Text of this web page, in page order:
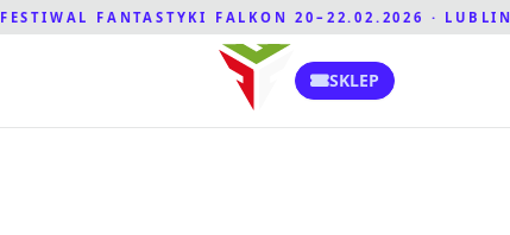
FESTIWAL FANTASTYKI FALKON 20–22.02.2026 · LUBLIN
SKLEP